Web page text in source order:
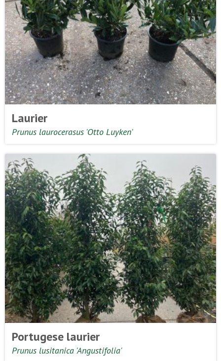
Laurier
Prunus laurocerasus 'Otto Luyken'
Portugese laurier
Prunus lusitanica 'Angustifolia'